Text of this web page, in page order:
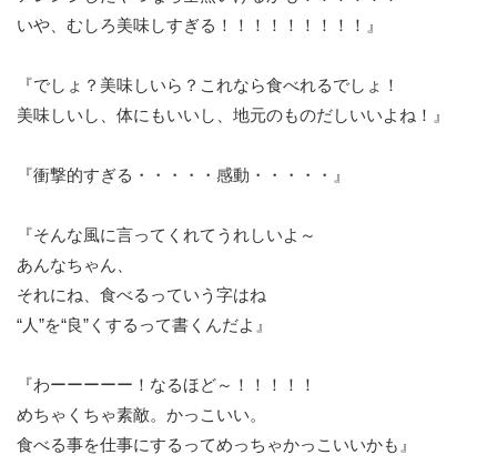
いや、むしろ美味しすぎる！！！！！！！！！』
『でしょ？美味しいら？これなら食べれるでしょ！
美味しいし、体にもいいし、地元のものだしいいよね！』
『衝撃的すぎる・・・・・感動・・・・・』
『そんな風に言ってくれてうれしいよ～
あんなちゃん、
それにね、食べるっていう字はね
“人”を“良”くするって書くんだよ』
『わーーーーー！なるほど～！！！！！
めちゃくちゃ素敵。かっこいい。
食べる事を仕事にするってめっちゃかっこいいかも』